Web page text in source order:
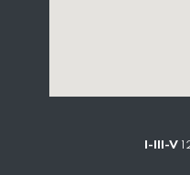
I-III-V